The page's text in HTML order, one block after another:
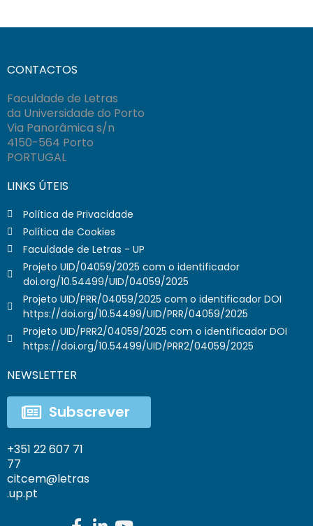
CONTACTOS
Faculdade de Letras
da Universidade do Porto
Via Panorâmica s/n
4150-564 Porto
PORTUGAL
LINKS ÚTEIS
Política de Privacidade
Política de Cookies
Faculdade de Letras - UP
Projeto UID/04059/2025 com o identificador
doi.org/10.54499/UID/04059/2025
Projeto UID/PRR/04059/2025 com o identificador DOI
https://doi.org/10.54499/UID/PRR/04059/2025
Projeto UID/PRR2/04059/2025 com o identificador DOI
https://doi.org/10.54499/UID/PRR2/04059/2025
NEWSLETTER
Subscrever
+351 22 607 71
77
citcem@letras
.up.pt